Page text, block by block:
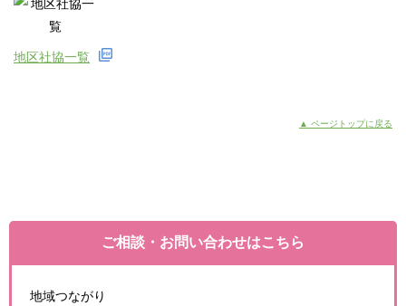
地区社協一覧
▲ ページトップに戻る
ご相談・お問い合わせはこちら
地域つながり